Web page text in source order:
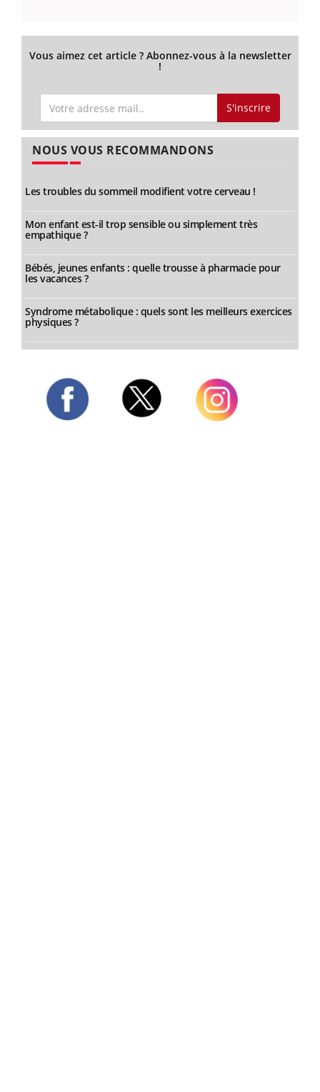
Vous aimez cet article ? Abonnez-vous à la newsletter
!
S'inscrire
NOUS VOUS RECOMMANDONS
Les troubles du sommeil modifient votre cerveau !
Mon enfant est-il trop sensible ou simplement très
empathique ?
Bébés, jeunes enfants : quelle trousse à pharmacie pour
les vacances ?
Syndrome métabolique : quels sont les meilleurs exercices
physiques ?